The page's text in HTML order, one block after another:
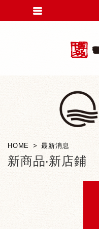
HOME 最新消息
新商品‧新店鋪